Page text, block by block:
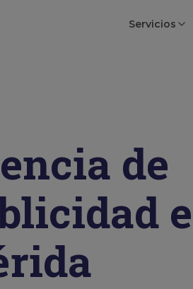
Servicios
de